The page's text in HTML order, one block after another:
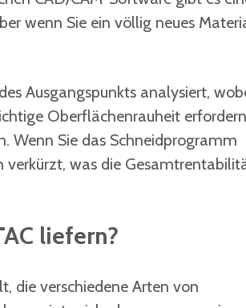
wenn Sie ein völlig neues
Ausgangspunkts analysiert,
Oberflächenrauheit
Wenn Sie das Schneidprogramm
verkürzt, was die
liefern?
die verschiedene Arten von